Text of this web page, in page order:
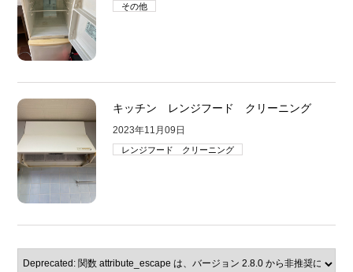
その他
キッチン レンジフード クリーニング
2023年11月09日
レンジフード クリーニング